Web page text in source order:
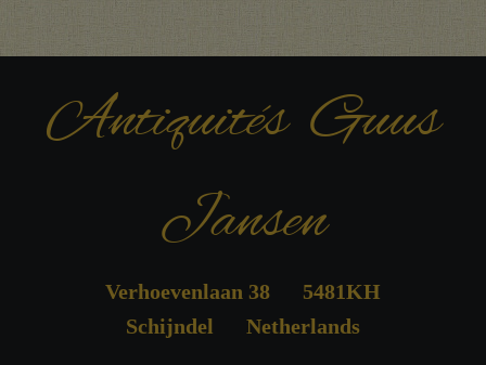
Antiquités Guus
Jansen
Verhoevenlaan 38 5481KH
Schijndel Netherlands